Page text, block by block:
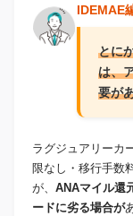
IDEMAE
とに
は、
要が
ラグジュアリーカ
限なし・移行手数
が、 ANAマイル還
ードに劣る場合が